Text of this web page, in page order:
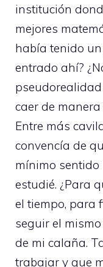
institución
mejores
había tenido
entrado ahí?
caer de
Entre más
convencía de
mínimo
estudié. ¿Para
el tiempo, para
seguir el
de mi calaña.
trabajar y que